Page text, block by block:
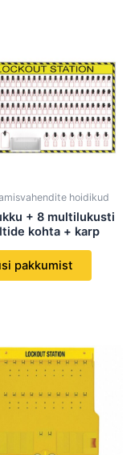
hoidikud
+ 8 multilukusti
kohta + karp
pakkumist